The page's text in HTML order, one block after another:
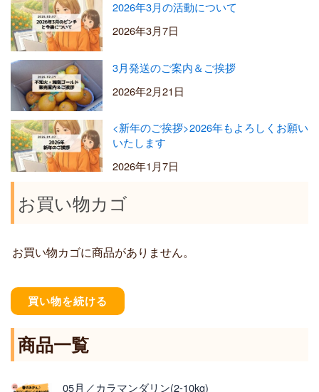
2026年3月の活動について
2026年3月7日
3月発送のご案内＆ご挨拶
2026年2月21日
<新年のご挨拶>2026年もよろしくお願い
いたします
2026年1月7日
お買い物カゴ
お買い物カゴに商品がありません。
買い物を続ける
商品一覧
05月／カラマンダリン(2-10kg)
価